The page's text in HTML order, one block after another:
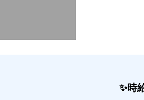
✨時